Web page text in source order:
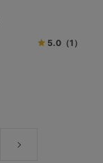
5.0 （1）